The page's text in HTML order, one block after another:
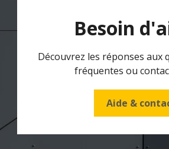
Besoin
Découvrez les réponses aux
fréquentes ou
Aide &